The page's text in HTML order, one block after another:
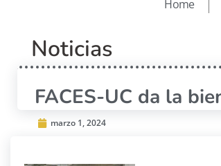
Home
Noticias
FACES-UC da la
marzo 1, 2024